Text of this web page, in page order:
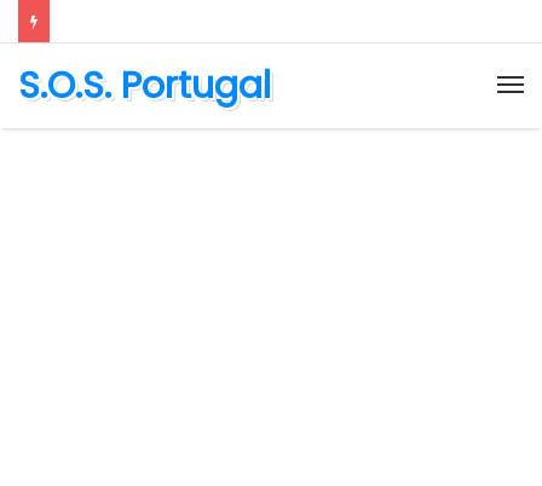
S.O.S. Portugal